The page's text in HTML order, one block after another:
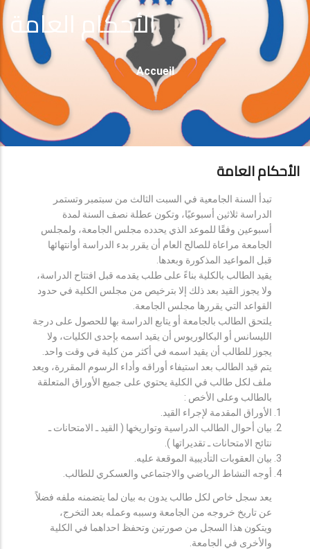
الأحكام العامة
Fil
D'Ariane
Accueil
الأحكام العامة
تبدأ السنة الجامعية في السبت الثالث من سبتمبر وتستمر
الدراسة ثلاثين أسبوعيًا، وتكون عطلة نصف السنة لمدة
أسبوعين وفقًا للموعد الذي يحدده مجلس الجامعة، ولمجلس
الجامعة مراعاة للصالح العام أن يقرر بدء الدراسة أوانتهائها
قبل المواعيد المذكورة وبعدها.
يقيد الطالب بالكلية بناءً على طلب يقدمه قبل افتتاح الدراسة،
ولا يجوز القيد بعد ذلك إلا بترخيص من مجلس الكلية في حدود
القواعد التي يقررها مجلس الجامعة.
يلتحق الطالب بالجامعة أو يتابع الدراسة بها للحصول على درجة
الليسانس أو البكالوريوس أن يقيد اسمه بإحدى الكليات، ولا
يجوز للطالب أن يقيد اسمه في أكثر من كلية في وقت واحد.
يتم قيد الطالب بعد استيفاء أوراقه وأداء الرسوم المقررة، ويعد
ملف لكل طالب في الكلية يحتوي على جميع الأوراق المتعلقة
بالطالب وعلى الأخص :
الأوراق المقدمة لإجراء القيد.
بيان أحوال الطالب الدراسية وتواريخها ( القيد ـ الامتحانات ـ
نتائح الامتحانات ـ تقديراتها ).
بيان العقوبات التأديبية الموقعة عليه.
أوجه النشاط الرياضي والاجتماعي والعسكري للطالب.
يعد سجل خاص لكل طالب يدون به بيان لما يتضمنه ملفه فضلاً
عن تاريخ خروجه من الجامعة وسببه وعمله بعد التخرج،
ويتكون هذا السجل من صورتين وتحفظ احداهما في الكلية
والأخرى في الجامعة.